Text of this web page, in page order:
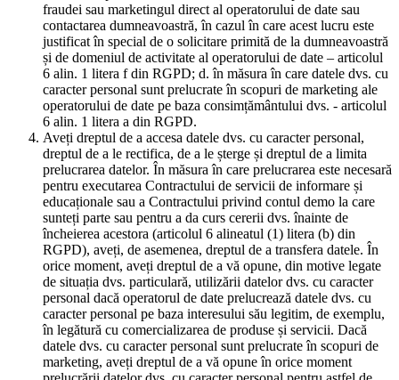
fraudei sau marketingul direct al operatorului de date sau
contactarea dumneavoastră, în cazul în care acest lucru este
justificat în special de o solicitare primită de la dumneavoastră
și de domeniul de activitate al operatorului de date – articolul
6 alin. 1 litera f din RGPD; d. în măsura în care datele dvs. cu
caracter personal sunt prelucrate în scopuri de marketing ale
operatorului de date pe baza consimțământului dvs. - articolul
6 alin. 1 litera a din RGPD.
Aveți dreptul de a accesa datele dvs. cu caracter personal,
dreptul de a le rectifica, de a le șterge și dreptul de a limita
prelucrarea datelor. În măsura în care prelucrarea este necesară
pentru executarea Contractului de servicii de informare și
educaționale sau a Contractului privind contul demo la care
sunteți parte sau pentru a da curs cererii dvs. înainte de
încheierea acestora (articolul 6 alineatul (1) litera (b) din
RGPD), aveți, de asemenea, dreptul de a transfera datele. În
orice moment, aveți dreptul de a vă opune, din motive legate
de situația dvs. particulară, utilizării datelor dvs. cu caracter
personal dacă operatorul de date prelucrează datele dvs. cu
caracter personal pe baza interesului său legitim, de exemplu,
în legătură cu comercializarea de produse și servicii. Dacă
datele dvs. cu caracter personal sunt prelucrate în scopuri de
marketing, aveți dreptul de a vă opune în orice moment